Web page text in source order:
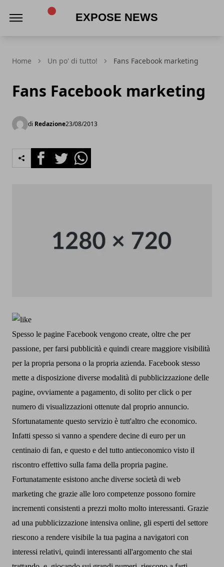
Home Un po' di tutto! Fans Facebook marketing
Fans Facebook marketing
di Redazione23/08/2013
FacebookTwitterWhatsapp
Spesso le pagine Facebook vengono create, oltre che per
passione, per farsi pubblicità e quindi creare maggiore visibilità
per la propria persona o la propria azienda. Facebook stesso
mette a disposizione diverse modalità di pubblicizzazione delle
pagine, ovviamente a pagamento, di solito per click o per
numero di visualizzazioni ottenute dal proprio annuncio.
Sfortunatamente questo servizio è tutt'altro che economico.
Infatti spesso si vanno a spendere decine di euro per un
centinaio di fan, e questo e del tutto antieconomico visto il
riscontro effettivo sulla fama della propria pagine.
Fortunatamente esistono anche diverse società di web
marketing che grazie alle loro competenze possono fornire
incrementi consistenti a prezzi molto molto interessanti. Grazie
ad una pubblicizzazione intensiva online, gli esperti del settore
riescono a rendere visibile la tua pagina a navigatori con
interessi relativi, quindi interessanti all'argomento che stai